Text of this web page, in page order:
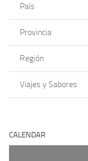
País
Provincia
Región
Viajes y Sabores
CALENDAR